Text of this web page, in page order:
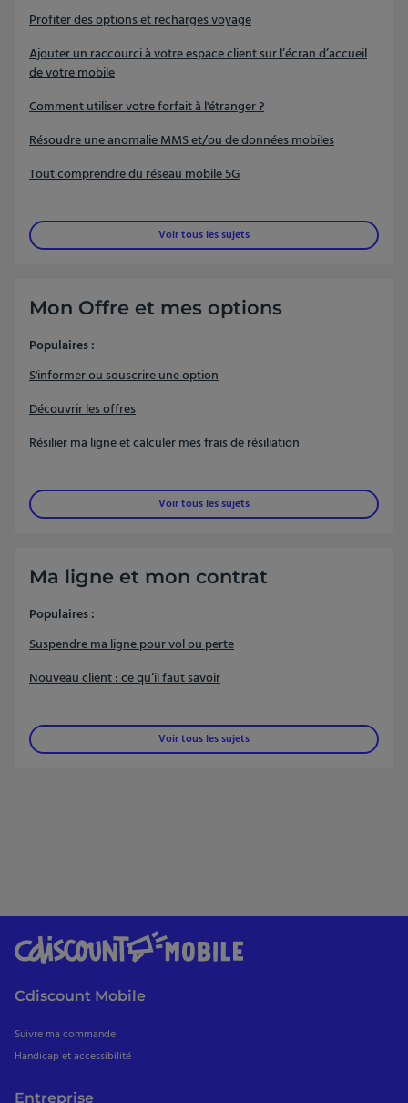
Profiter des options et recharges voyage
Ajouter un raccourci à votre espace client sur l’écran d’accueil
de votre mobile
Comment utiliser votre forfait à l'étranger ?
Résoudre une anomalie MMS et/ou de données mobiles
Tout comprendre du réseau mobile 5G
Voir tous les sujets
Mon Offre et mes options
Populaires :
S'informer ou souscrire une option
Découvrir les offres
Résilier ma ligne et calculer mes frais de résiliation
Voir tous les sujets
Ma ligne et mon contrat
Populaires :
Suspendre ma ligne pour vol ou perte
Nouveau client : ce qu’il faut savoir
Voir tous les sujets
Cdiscount Mobile
Suivre ma commande
Handicap et accessibilité
Entreprise